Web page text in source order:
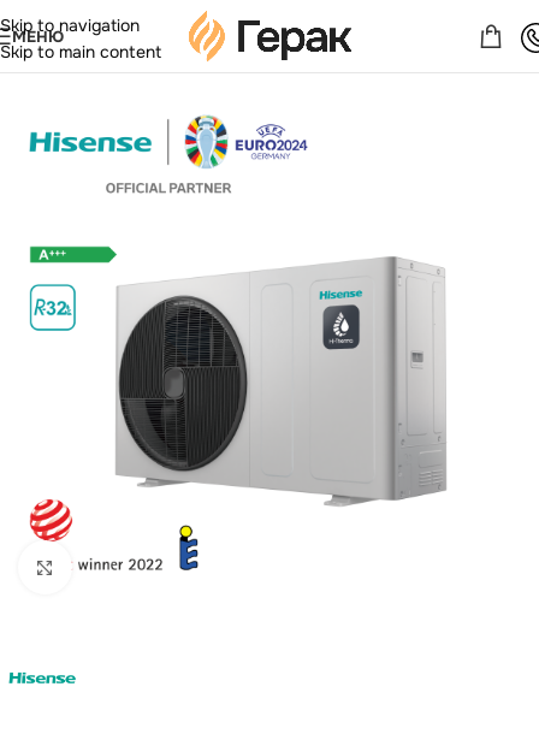
Skip to navigation
Skip to main content
МЕНЮ
Виж повече